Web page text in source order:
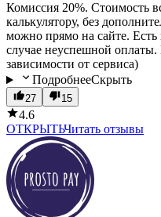
Комиссия 20%. Стоимость
калькулятору, без
можно прямо на сайте. Есть
случае неуспешной
зависимости от сервиса)
ПодробнееСкрыть
27 15
4.6
ОТКРЫТЬЧитать отзывы